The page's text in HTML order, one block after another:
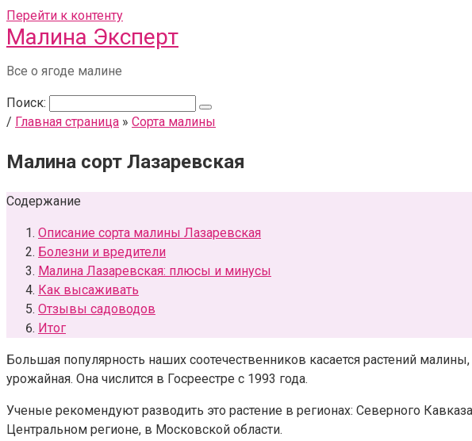
Перейти к контенту
Малина Эксперт
Все о ягоде малине
Поиск:
/ Главная страница » Сорта малины
Малина сорт Лазаревская
Содержание
Описание сорта малины Лазаревская
Болезни и вредители
Малина Лазаревская: плюсы и минусы
Как высаживать
Отзывы садоводов
Итог
Большая популярность наших соотечественников касается растений
урожайная. Она числится в Госреестре с 1993 года.
Ученые рекомендуют разводить это растение в регионах: Северного
Центральном регионе, в Московской области.